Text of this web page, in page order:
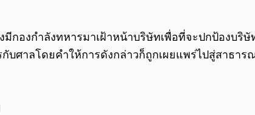
กองกำลังทหารมาเฝ้าหน้าบริษัทเพื่อที่จะปกป้องบริ
กับศาลโดยคำให้การดังกล่าวก็ถูกเผยแพร่ไปสู่สาธ